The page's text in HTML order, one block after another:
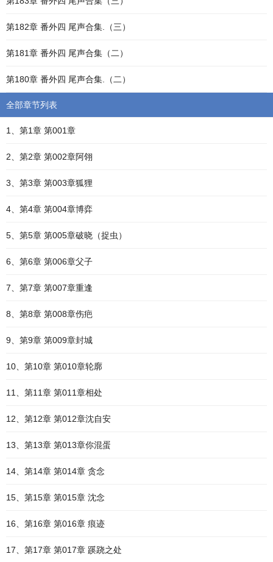
第182章 番外四 尾声合集.（三）
第181章 番外四 尾声合集（二）
第180章 番外四 尾声合集.（二）
全部章节列表
1、第1章 第001章
2、第2章 第002章阿翎
3、第3章 第003章狐狸
4、第4章 第004章博弈
5、第5章 第005章破晓（捉虫）
6、第6章 第006章父子
7、第7章 第007章重逢
8、第8章 第008章伤疤
9、第9章 第009章封城
10、第10章 第010章轮廓
11、第11章 第011章相处
12、第12章 第012章沈自安
13、第13章 第013章你混蛋
14、第14章 第014章 贪念
15、第15章 第015章 沈念
16、第16章 第016章 痕迹
17、第17章 第017章 蹊跷之处